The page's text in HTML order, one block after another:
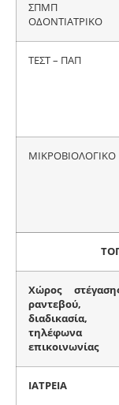
ΣΠΜΠ
ΟΔΟΝΤΙΑΤΡΙΚΟ
ΤΕΣΤ – ΠΑΠ
ΜΙΚΡΟΒΙΟΛΟΓΙΚΟ
Χώρος
ραντεβού,
διαδικασία,
τηλέφωνα
επικοινωνίας
ΙΑΤΡΕΙΑ